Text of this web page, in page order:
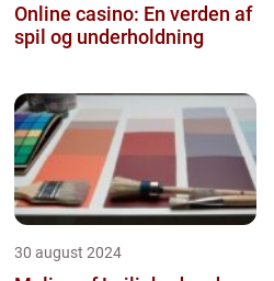
Online casino: En verden af
spil og underholdning
30 august 2024